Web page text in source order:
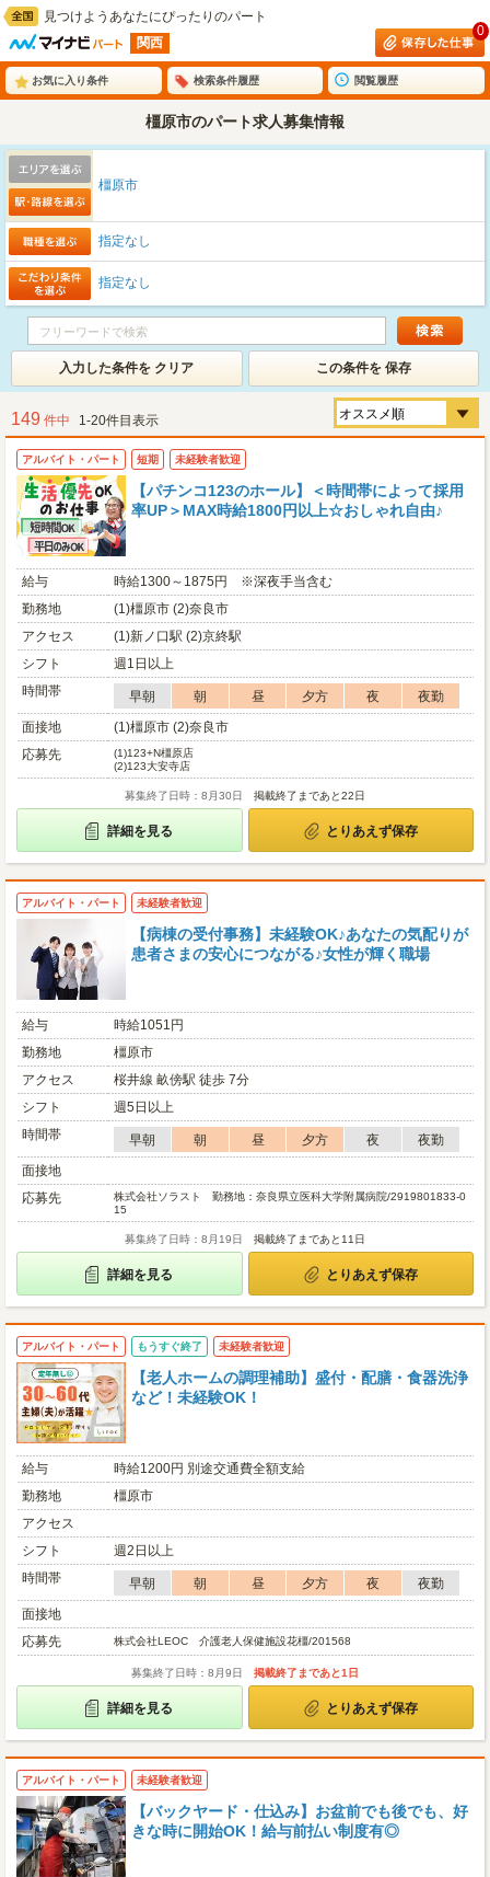
見つけようあなたにぴったりのパート
関西
0
お気に入り条件 検索条件履歴 閲覧履歴
橿原市のパート求人募集情報
橿原市
指定なし
指定なし
入力した条件を クリア この条件を 保存
149 件中 1-20件目表示
アルバイト・パート 短期 未経験者歓迎
【パチンコ123のホール】＜時間帯によって採用
率UP＞MAX時給1800円以上☆おしゃれ自由♪
給与
時給1300～1875円 ※深夜手当含む
勤務地
(1)橿原市 (2)奈良市
アクセス
(1)新ノ口駅 (2)京終駅
シフト
週1日以上
時間帯
早朝 朝 昼 夕方 夜
夜勤
面接地
(1)橿原市 (2)奈良市
応募先
(1)123+N橿原店
(2)123大安寺店
募集終了日時：8月30日 掲載終了まであと22日
詳細を見る とりあえず保存
アルバイト・パート 未経験者歓迎
【病棟の受付事務】未経験OK♪あなたの気配りが
患者さまの安心につながる♪女性が輝く職場
給与
時給1051円
勤務地
橿原市
アクセス
桜井線 畝傍駅 徒歩 7分
シフト
週5日以上
時間帯
早朝 朝 昼 夕方 夜
夜勤
面接地
応募先
株式会社ソラスト 勤務地：奈良県立医科大学附属病院/2919801833-0
15
募集終了日時：8月19日 掲載終了まであと11日
詳細を見る とりあえず保存
アルバイト・パート もうすぐ終了 未経験者歓迎
【老人ホームの調理補助】盛付・配膳・食器洗浄
など！未経験OK！
給与
時給1200円 別途交通費全額支給
勤務地
橿原市
アクセス
シフト
週2日以上
時間帯
早朝 朝 昼 夕方 夜
夜勤
面接地
応募先
株式会社LEOC 介護老人保健施設花橿/201568
募集終了日時：8月9日 掲載終了まであと1日
詳細を見る とりあえず保存
アルバイト・パート 未経験者歓迎
【バックヤード・仕込み】お盆前でも後でも、好
きな時に開始OK！給与前払い制度有◎